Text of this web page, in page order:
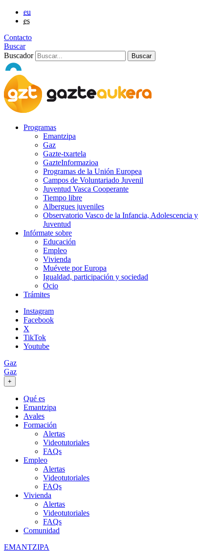
eu
es
Contacto
Buscar
Buscador
Programas
Emantzipa
Gaz
Gazte-txartela
GazteInformazioa
Programas de la Unión Europea
Campos de Voluntariado Juvenil
Juventud Vasca Cooperante
Tiempo libre
Albergues juveniles
Observatorio Vasco de la Infancia, Adolescencia y
Juventud
Infórmate sobre
Educación
Empleo
Vivienda
Muévete por Europa
Igualdad, participación y sociedad
Ocio
Trámites
Instagram
Facebook
X
TikTok
Youtube
Gaz
Gaz
+
Qué es
Emantzipa
Avales
Formación
Alertas
Videotutoriales
FAQs
Empleo
Alertas
Videotutoriales
FAQs
Vivienda
Alertas
Videotutoriales
FAQs
Comunidad
EMANTZIPA